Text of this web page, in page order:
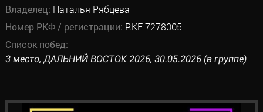
Владелец: Наталья Рябцева
Номер РКФ / регистрации: RKF 7278005
Список побед:
3 место, ДАЛЬНИЙ ВОСТОК 2026, 30.05.2026 (в группе)